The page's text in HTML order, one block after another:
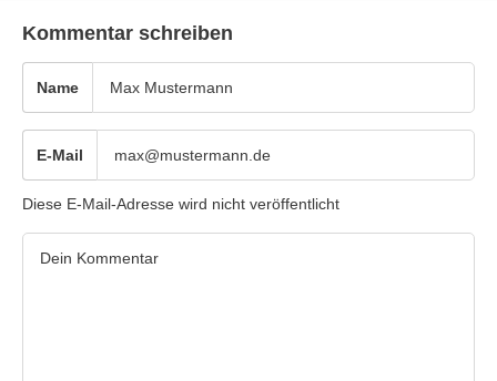
Kommentar schreiben
Name
E-Mail
Diese E-Mail-Adresse wird nicht veröffentlicht